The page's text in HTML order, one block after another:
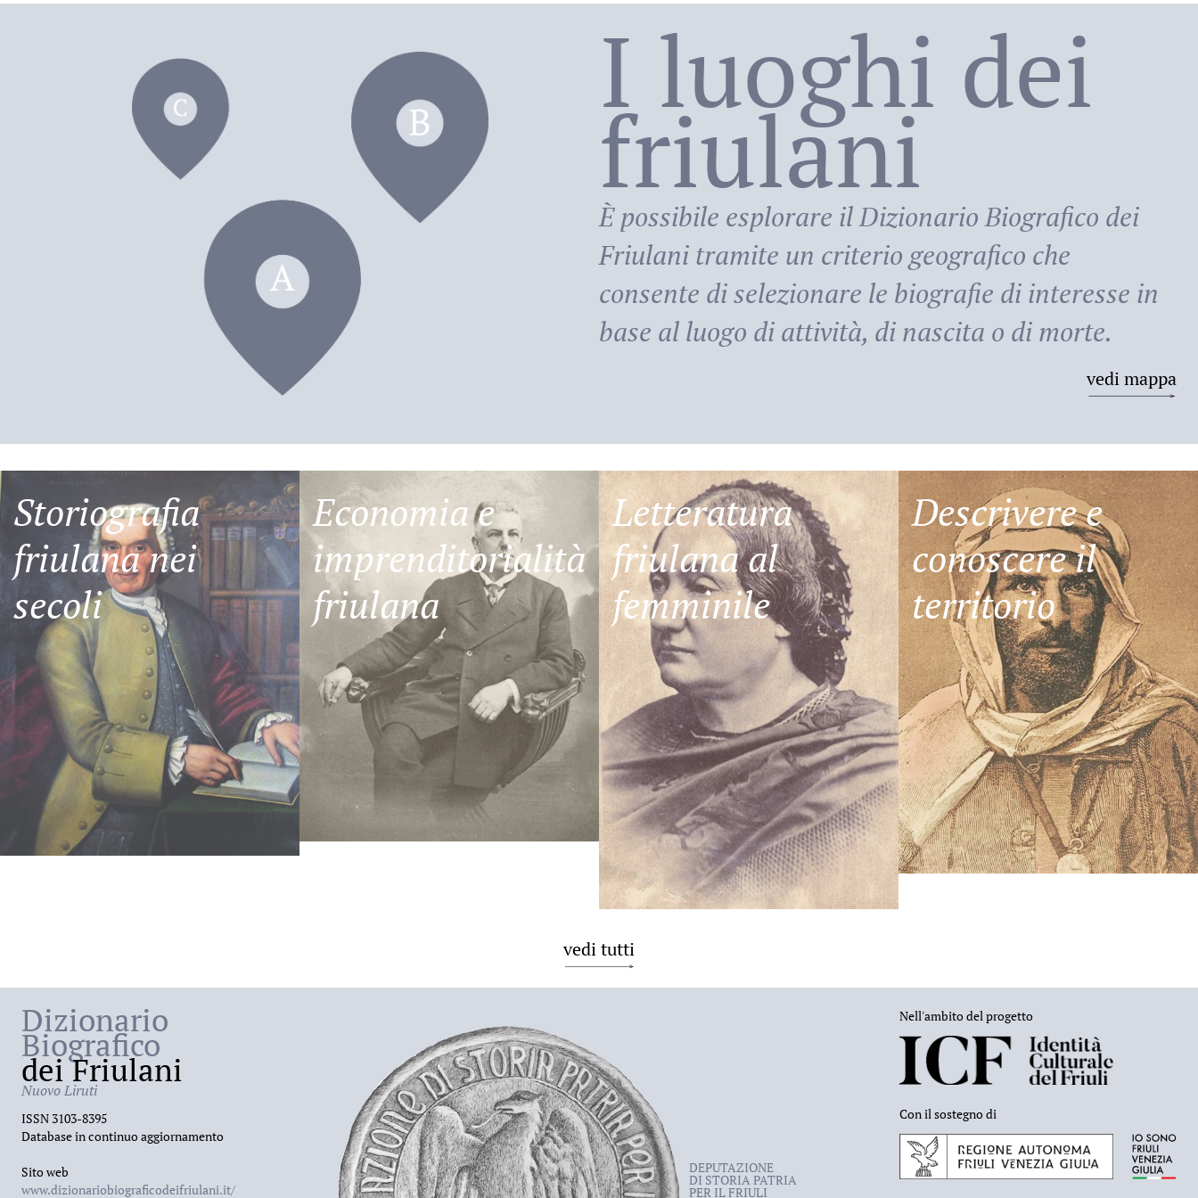
dei Friulani
I luoghi dei
friulani
È possibile esplorare ilDizionario Biografico dei
Friulani tramite un criterio geografico che
consente di selezionare le biografie di interesse in
base al luogo di attività, di nascita o di morte.
vedi mappa
Storiografia
friulana nei
secoli
Economia e
imprenditorialità
friulana
Letteratura
friulana al
femminile
Descrivere e
conoscere il
territorio
vedi tutti
Dizionario
Biografico
dei Friulani
Nuovo Liruti
ISSN 3103-8395
Database in continuo aggiornamento
Sito web
www.dizionariobiograficodeifriulani.it/
DEPUTAZIONE
DI STORIA PATRIA
PER IL FRIULI
Nell'ambito del progetto
Con il sostegno di